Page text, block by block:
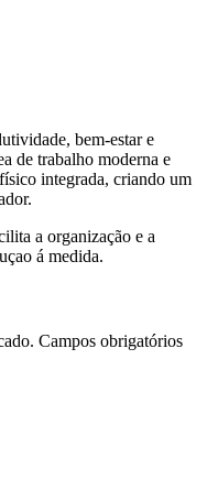
bem-estar e
de trabalho moderna e
integrada, criando um
a organização e a
á medida.
Campos obrigatórios